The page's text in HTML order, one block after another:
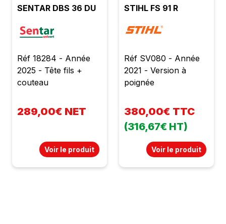
SENTAR DBS 36 DU
Réf 18284 - Année
2025 - Tête fils +
couteau
289,00€ NET
Voir le produit
STIHL FS 91 R
Réf SV080 - Année
2021 - Version à
poignée
380,00€ TTC
(316,67€ HT)
Voir le produit